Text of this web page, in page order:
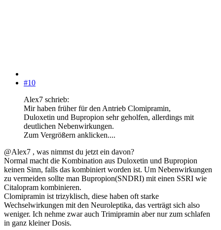
#10
Alex7 schrieb:
Mir haben früher für den Antrieb Clomipramin,
Duloxetin und Bupropion sehr geholfen, allerdings mit
deutlichen Nebenwirkungen.
Zum Vergrößern anklicken....
@Alex7 , was nimmst du jetzt ein davon?
Normal macht die Kombination aus Duloxetin und Bupropion
keinen Sinn, falls das kombiniert worden ist. Um Nebenwirkungen
zu vermeiden sollte man Bupropion(SNDRI) mit einen SSRI wie
Citalopram kombinieren.
Clomipramin ist trizyklisch, diese haben oft starke
Wechselwirkungen mit den Neuroleptika, das verträgt sich also
weniger. Ich nehme zwar auch Trimipramin aber nur zum schlafen
in ganz kleiner Dosis.